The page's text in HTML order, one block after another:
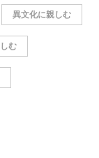
異文化に親しむ
む